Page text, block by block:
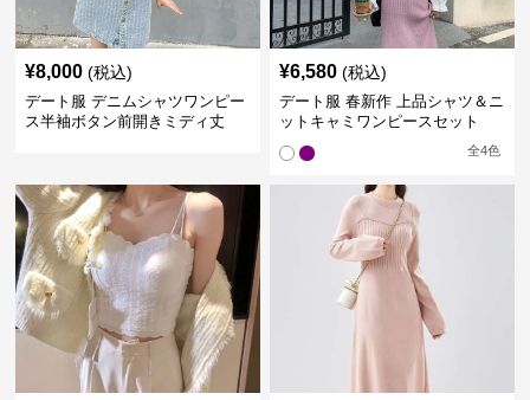
¥8,000 (税込)
デート服 デニムシャツワンピー
ス半袖ボタン前開きミディ丈
¥6,580 (税込)
デート服 春新作 上品シャツ＆ニ
ットキャミワンピースセット
全4色